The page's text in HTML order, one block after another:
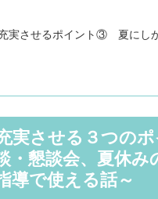
実させるポイント③ 夏にし
実させる３つのポ
・懇談会、夏休み
導で使える話～